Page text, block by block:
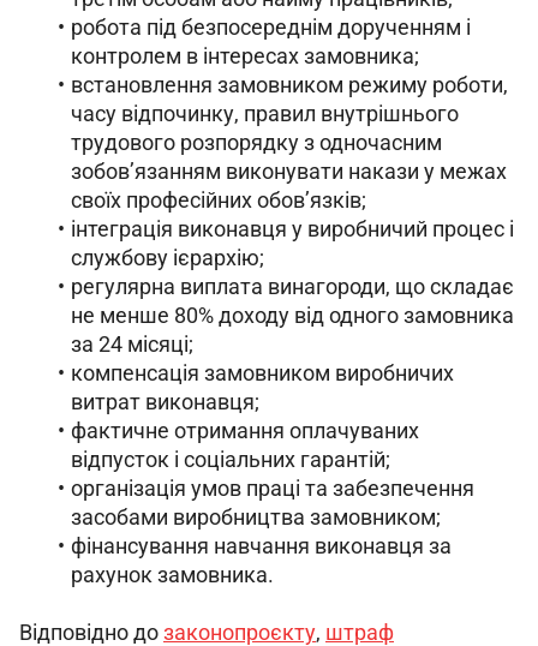
робота під безпосереднім дорученням і
контролем в інтересах замовника;
встановлення замовником режиму роботи,
часу відпочинку, правил внутрішнього
трудового розпорядку з одночасним
зобовʼязанням виконувати накази у межах
своїх професійних обовʼязків;
інтеграція виконавця у виробничий процес і
службову ієрархію;
регулярна виплата винагороди, що складає
не менше 80% доходу від одного замовника
за 24 місяці;
компенсація замовником виробничих
витрат виконавця;
фактичне отримання оплачуваних
відпусток і соціальних гарантій;
організація умов праці та забезпечення
засобами виробництва замовником;
фінансування навчання виконавця за
рахунок замовника.
Відповідно до законопроєкту, штраф